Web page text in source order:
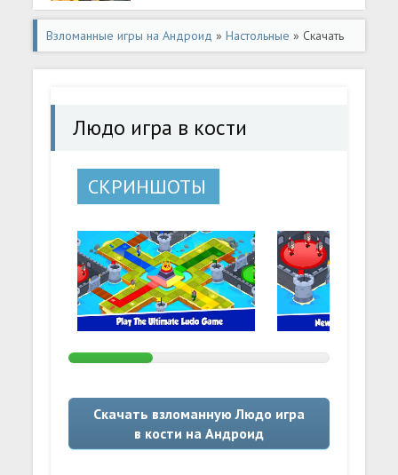
Взломанные игры на Андроид »Настольные » Скачать
Людо игра в кости (Много денег) на Андроид
Людо игра в кости
СКРИНШОТЫ
Скачать взломанную Людо игра
в кости на Андроид